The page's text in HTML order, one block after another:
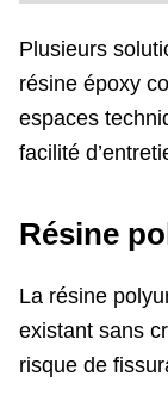
Plusieurs
résine époxy
espaces
facilité
Résine
La résine
existant sans
risque de